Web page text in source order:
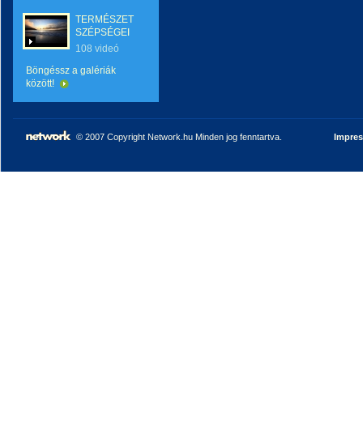
TERMÉSZET
SZÉPSÉGEI
108 videó
Böngéssz a galériák
között!
© 2007 Copyright Network.hu Minden jog fenntartva.